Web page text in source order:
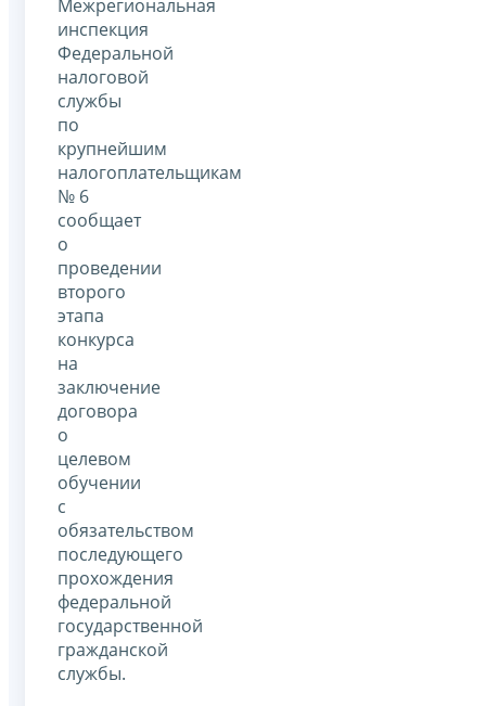
Межрегиональная
инспекция
Федеральной
налоговой
службы
по
крупнейшим
налогоплательщикам
№ 6
сообщает
о
проведении
второго
этапа
конкурса
на
заключение
договора
о
целевом
обучении
с
обязательством
последующего
прохождения
федеральной
государственной
гражданской
службы.